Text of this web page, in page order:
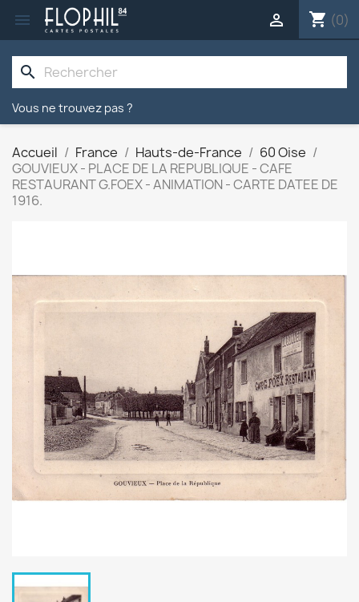
 shopping_cart (0)

search
Vous ne trouvez pas ?
Accueil France Hauts-de-France
60 Oise
GOUVIEUX - PLACE DE LA REPUBLIQUE - CAFE
RESTAURANT G.FOEX - ANIMATION - CARTE DATEE DE
1916.